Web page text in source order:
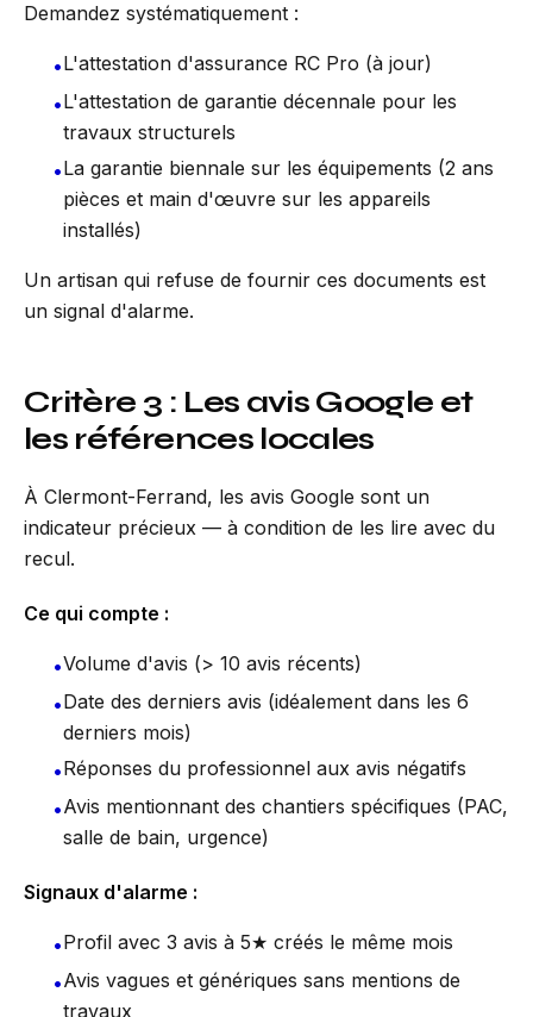
Demandez systématiquement :
•L'attestation d'assurance RC Pro (à jour)
•L'attestation de garantie décennale pour les
travaux structurels
•La garantie biennale sur les équipements (2 ans
pièces et main d'œuvre sur les appareils
installés)
Un artisan qui refuse de fournir ces documents est
un signal d'alarme.
Critère 3 : Les avis Google et
les références locales
À Clermont-Ferrand, les avis Google sont un
indicateur précieux — à condition de les lire avec du
recul.
Ce qui compte :
•Volume d'avis (> 10 avis récents)
•Date des derniers avis (idéalement dans les 6
derniers mois)
•Réponses du professionnel aux avis négatifs
•Avis mentionnant des chantiers spécifiques (PAC,
salle de bain, urgence)
Signaux d'alarme :
•Profil avec 3 avis à 5★ créés le même mois
•Avis vagues et génériques sans mentions de
travaux